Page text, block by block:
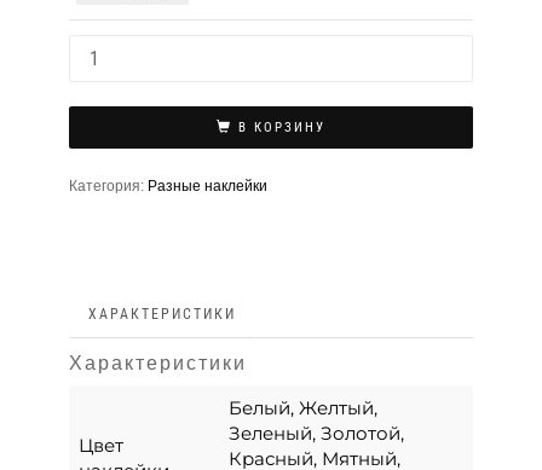
В КОРЗИНУ
Категория: Разные наклейки
ХАРАКТЕРИСТИКИ
Характеристики
Цвет
Белый, Желтый,
Зеленый, Золотой,
Красный, Мятный,